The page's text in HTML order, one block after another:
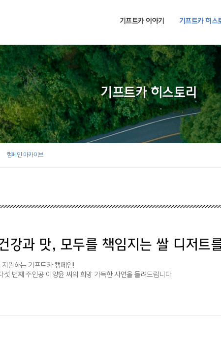
기프트카 이야기 기프트카 히스
기프트카 히스토리
캠페인 아카이브
강과 맛, 모두를 책임지는 쌀 디저트
원하는 기프트카 캠페인!
섯 번째 주인공 이양윤 씨의 희망 가득한 사연을 들려드립니다.